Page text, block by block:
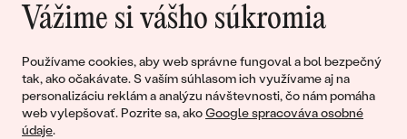
Vážime si vášho súkromia
Používame cookies, aby web správne fungoval a bol bezpečný
tak, ako očakávate. S vaším súhlasom ich využívame aj na
personalizáciu reklám a analýzu návštevnosti, čo nám pomáha
web vylepšovať. Pozrite sa, akoGoogle spracováva osobné
údaje.
Pripojte sa k nám!